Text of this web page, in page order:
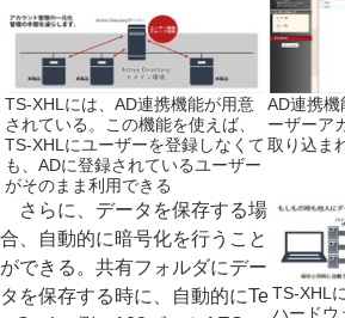
TS-XHLには、AD連携機能が用意
されている。この機能を使えば、
TS-XHLにユーザーを登録しなくて
も、ADに登録されているユーザー
がそのまま利用できる
AD連携機
ーザーア
取り込ま
TS-XHL
ハードウ
さらに、データを保存する場
合、自動的に暗号化を行うこと
ができる。共有フォルダにデー
タを保存する時に、自動的にTe